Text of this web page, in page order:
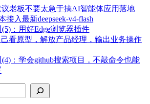
老板不要太急于搞AI智能体应用落地
接入最新deepseek-v4-flash
：用好Edge浏览器插件
己看原型，解放产品经理，输出业务操作
：学会github搜索项目，不敲命令也能